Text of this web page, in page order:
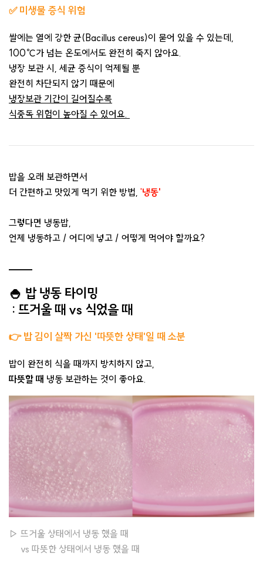
✅미생물 증식 위험
쌀에는 열에 강한 균(Bacillus cereus)이 묻어 있을 수 있는데,
100℃가 넘는 온도에서도 완전히 죽지 않아요.
냉장 보관 시, 세균 증식이 억제될 뿐
완전히 차단되지 않기 때문에
냉장보관 기간이 길어질수록
식중독 위험이 높아질 수 있어요.
밥을 오래 보관하면서
더 간편하고 맛있게 먹기 위한 방법, '냉동'
그렇다면 냉동밥,
언제 냉동하고 / 어디에 넣고 / 어떻게 먹어야 할까요?
🍚 밥 냉동 타이밍
: 뜨거울 때 vs 식었을 때
👉 밥 김이 살짝 가신 '따뜻한 상태'일 때 소분
밥이 완전히 식을 때까지 방치하지 않고,
따뜻할 때 냉동 보관하는 것이 좋아요.
▷ 뜨거울 상태에서 냉동 했을 때
vs 따뜻한 상태에서 냉동 했을 때